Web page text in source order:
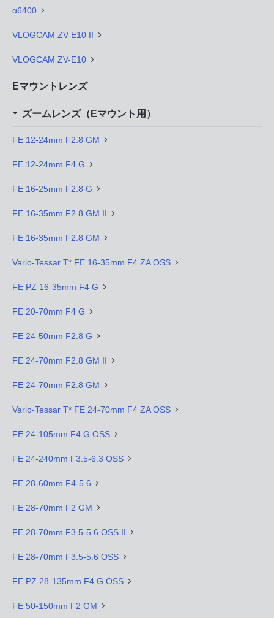
α6400
VLOGCAM ZV-E10 II
VLOGCAM ZV-E10
Eマウントレンズ
ズームレンズ（Eマウント用）
FE 12-24mm F2.8 GM
FE 12-24mm F4 G
FE 16-25mm F2.8 G
FE 16-35mm F2.8 GM II
FE 16-35mm F2.8 GM
Vario-Tessar T* FE 16-35mm F4 ZA OSS
FE PZ 16-35mm F4 G
FE 20-70mm F4 G
FE 24-50mm F2.8 G
FE 24-70mm F2.8 GM II
FE 24-70mm F2.8 GM
Vario-Tessar T* FE 24-70mm F4 ZA OSS
FE 24-105mm F4 G OSS
FE 24-240mm F3.5-6.3 OSS
FE 28-60mm F4-5.6
FE 28-70mm F2 GM
FE 28-70mm F3.5-5.6 OSS II
FE 28-70mm F3.5-5.6 OSS
FE PZ 28-135mm F4 G OSS
FE 50-150mm F2 GM